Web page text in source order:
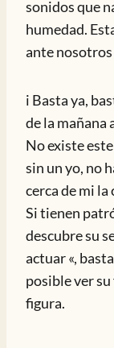
sonidos que
humedad.
ante
i Basta ya,
de la mañana
No existe
sin un yo, no
cerca de mi
Si tienen
descubre su
actuar «,
posible ver
figura.